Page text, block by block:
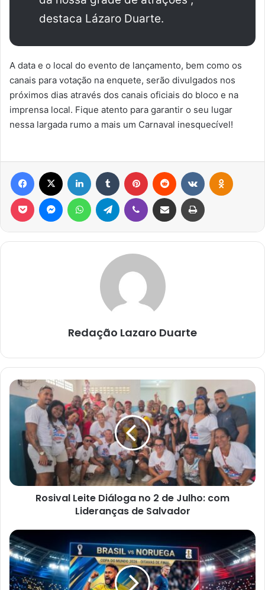
destaca Lázaro Duarte.
A data e o local do evento de lançamento, bem como os
canais para votação na enquete, serão divulgados nos
próximos dias através dos canais oficiais do bloco e na
imprensa local. Fique atento para garantir o seu lugar
nessa largada rumo a mais um Carnaval inesquecível!
Facebook Linkedin Tumblr Pinterest Reddit
Pocket MessengerWhatsAppTelegram Viber Compartilhar via e-mail Imprimir
Redação Lazaro Duarte
Rosival
Leite
Diáloga
Julho:
Lideranças
Rosival Leite Diáloga no 2 de Julho: com
Lideranças de Salvador
PESADELO
EM
NOVA
JERSEY:
HAALAND